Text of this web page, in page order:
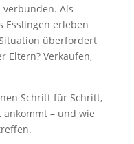
Als
Esslingen erleben
überfordert
Eltern? Verkaufen,
Schritt für Schritt,
– und wie